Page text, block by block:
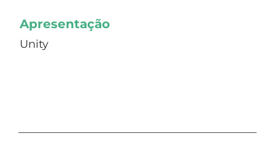
Apresentação
Unity